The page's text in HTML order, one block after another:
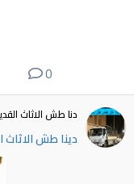
0
دنا طش الاثاث
دينا طش الاثاث